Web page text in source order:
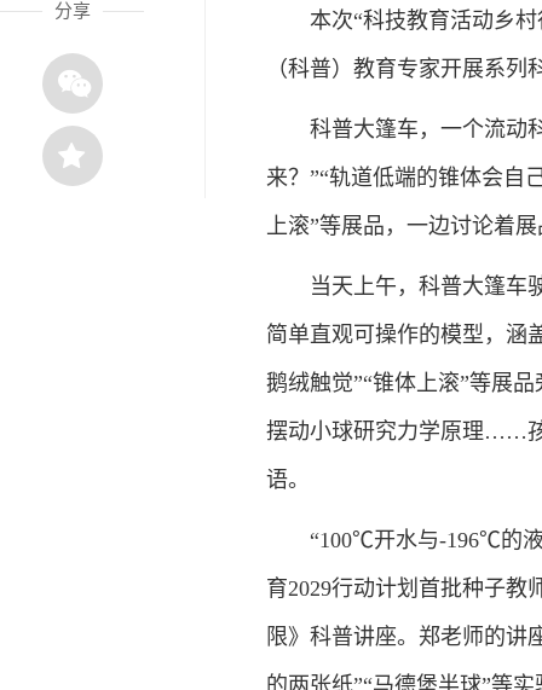
分享
本次“科技教育活动乡村
（科普）教育专家开展系列
科普大篷车，一个流动科
来？”“轨道低端的锥体会自
上滚”等展品，一边讨论着
当天上午，科普大篷车驶
简单直观可操作的模型，涵
鹅绒触觉”“锥体上滚”等展
摆动小球研究力学原理……
语。
“100℃开水与-196℃的液
育2029行动计划首批种子教
限》科普讲座。郑老师的讲
的两张纸”“马德堡半球”等